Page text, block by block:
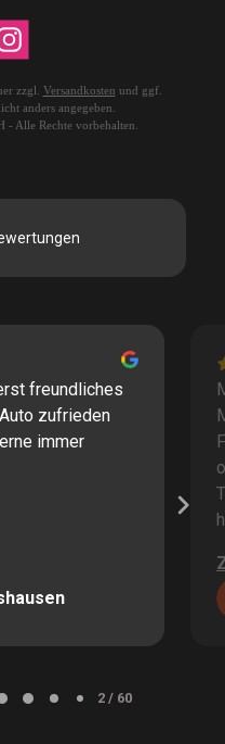
zzgl. Versandkosten und ggf.
anders angegeben.
- Alle Rechte vorbehalten.
freundliches
zufrieden
immer
2 / 60